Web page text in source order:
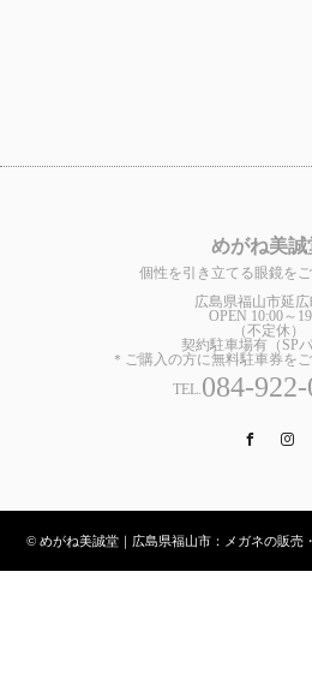
めがね美誠
個性を引き立てる眼鏡をご
広島県福山市延広
OPEN 10:00～
（不定休）
契約駐車場有（SPパ
＊ご購入の方に無料駐車券を
TEL.084-
© めがね美誠堂｜広島県福山市：メガネの販売